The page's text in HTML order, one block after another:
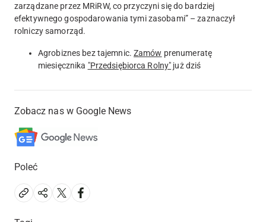
zarządzane przez MRiRW, co przyczyni się do bardziej
efektywnego gospodarowania tymi zasobami” – zaznaczył
rolniczy samorząd.
Agrobiznes bez tajemnic. Zamów prenumeratę
miesięcznika "Przedsiębiorca Rolny" już dziś
Zobacz nas w Google News
Poleć